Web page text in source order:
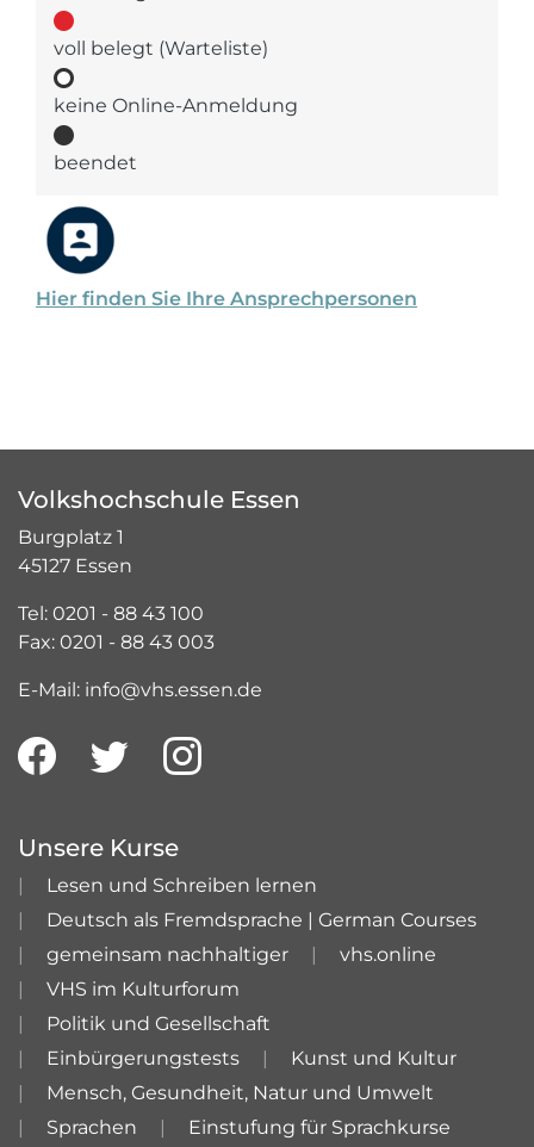
Hier finden Sie Ihre Ansprechpersonen
voll belegt (Warteliste)
keine Online-Anmeldung
beendet
Volkshochschule Essen
Burgplatz 1
45127 Essen
Tel: 0201 - 88 43 100
Fax: 0201 - 88 43 003
E-Mail: info@vhs.essen.de
Unsere Kurse
Lesen und Schreiben lernen
Deutsch als Fremdsprache | German Courses
gemeinsam nachhaltiger
vhs.online
VHS im Kulturforum
Politik und Gesellschaft
Einbürgerungstests
Kunst und Kultur
Mensch, Gesundheit, Natur und Umwelt
Sprachen
Einstufung für Sprachkurse